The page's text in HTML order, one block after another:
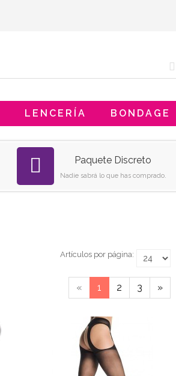
LENCERÍA BONDAGE
Paquete Discreto
Nadie sabrá lo que has comprado.
Artículos por página:
« 1 2 3 »